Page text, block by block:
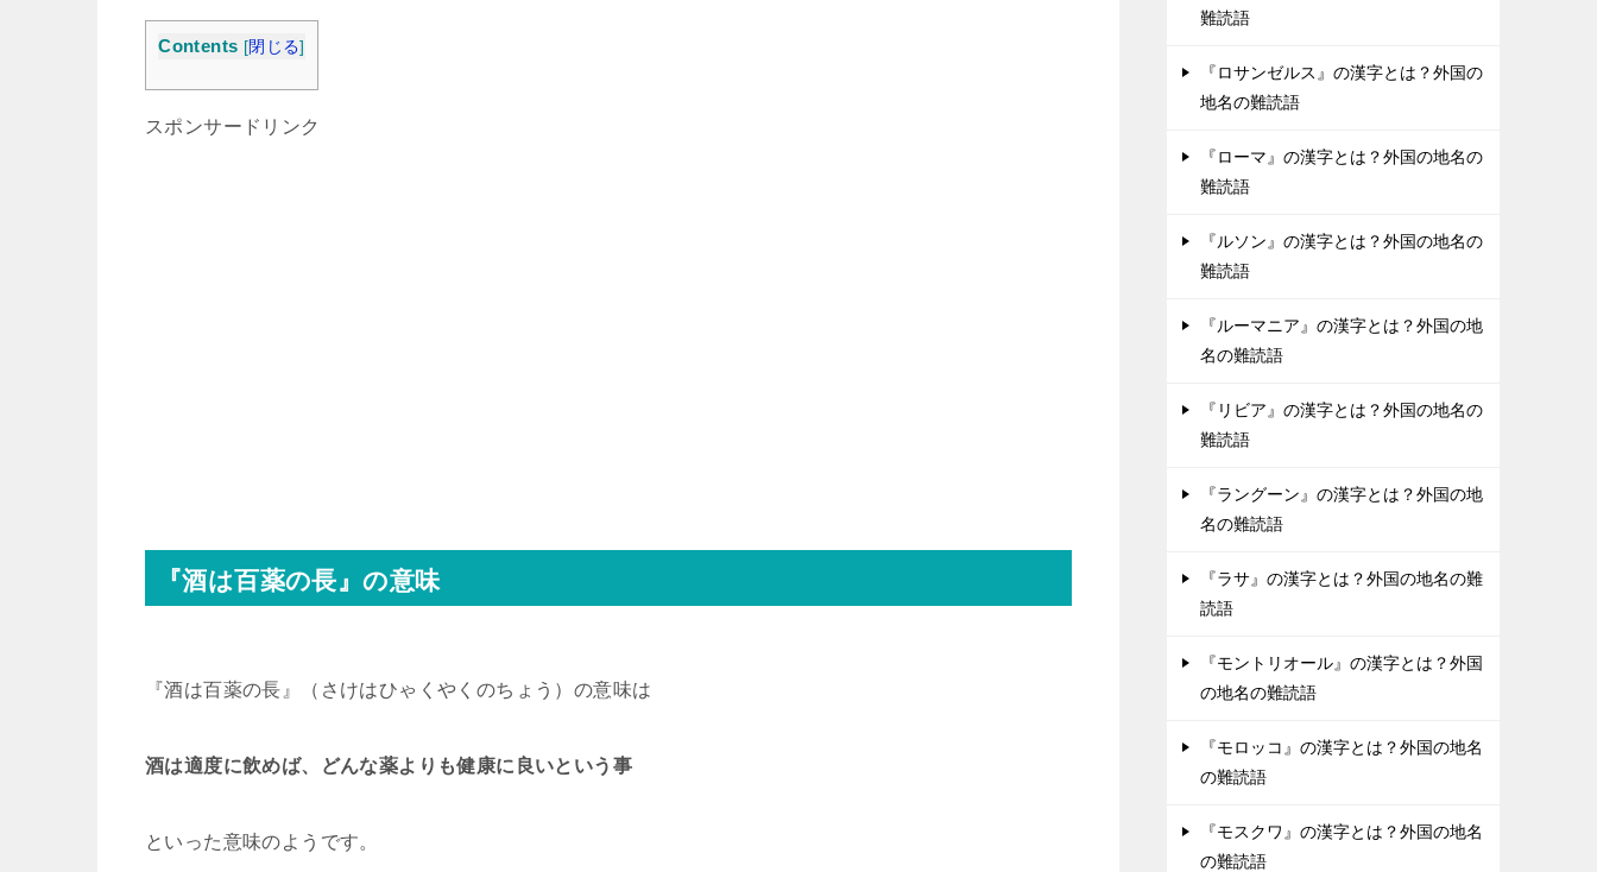
Contents [閉じる]
スポンサードリンク
『酒は百薬の長』の意味
『酒は百薬の長』（さけはひゃくやくのちょう）の意味は
酒は適度に飲めば、どんな薬よりも健康に良いという事
といった意味のようです。
難読語
『ロサンゼルス』の漢字とは？外国の
地名の難読語
『ローマ』の漢字とは？外国の地名の
難読語
『ルソン』の漢字とは？外国の地名の
難読語
『ルーマニア』の漢字とは？外国の地
名の難読語
『リビア』の漢字とは？外国の地名の
難読語
『ラングーン』の漢字とは？外国の地
名の難読語
『ラサ』の漢字とは？外国の地名の難
読語
『モントリオール』の漢字とは？外国
の地名の難読語
『モロッコ』の漢字とは？外国の地名
の難読語
『モスクワ』の漢字とは？外国の地名
の難読語